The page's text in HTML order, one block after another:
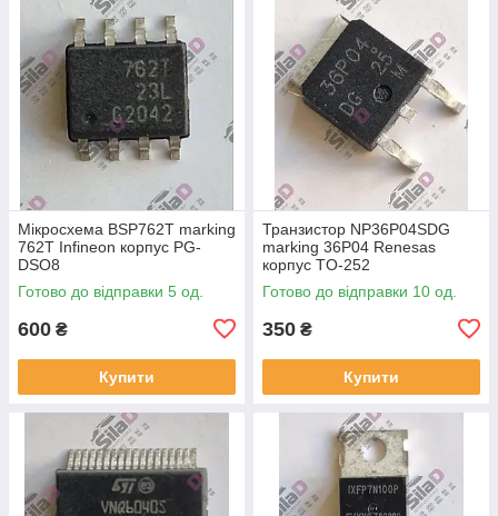
Мікросхема BSP762T marking
762T Infineon корпус PG-
DSO8
Готово до відправки 5 од.
600 ₴
Купити
Транзистор NP36P04SDG
marking 36P04 Renesas
корпус TO-252
Готово до відправки 10 од.
350 ₴
Купити